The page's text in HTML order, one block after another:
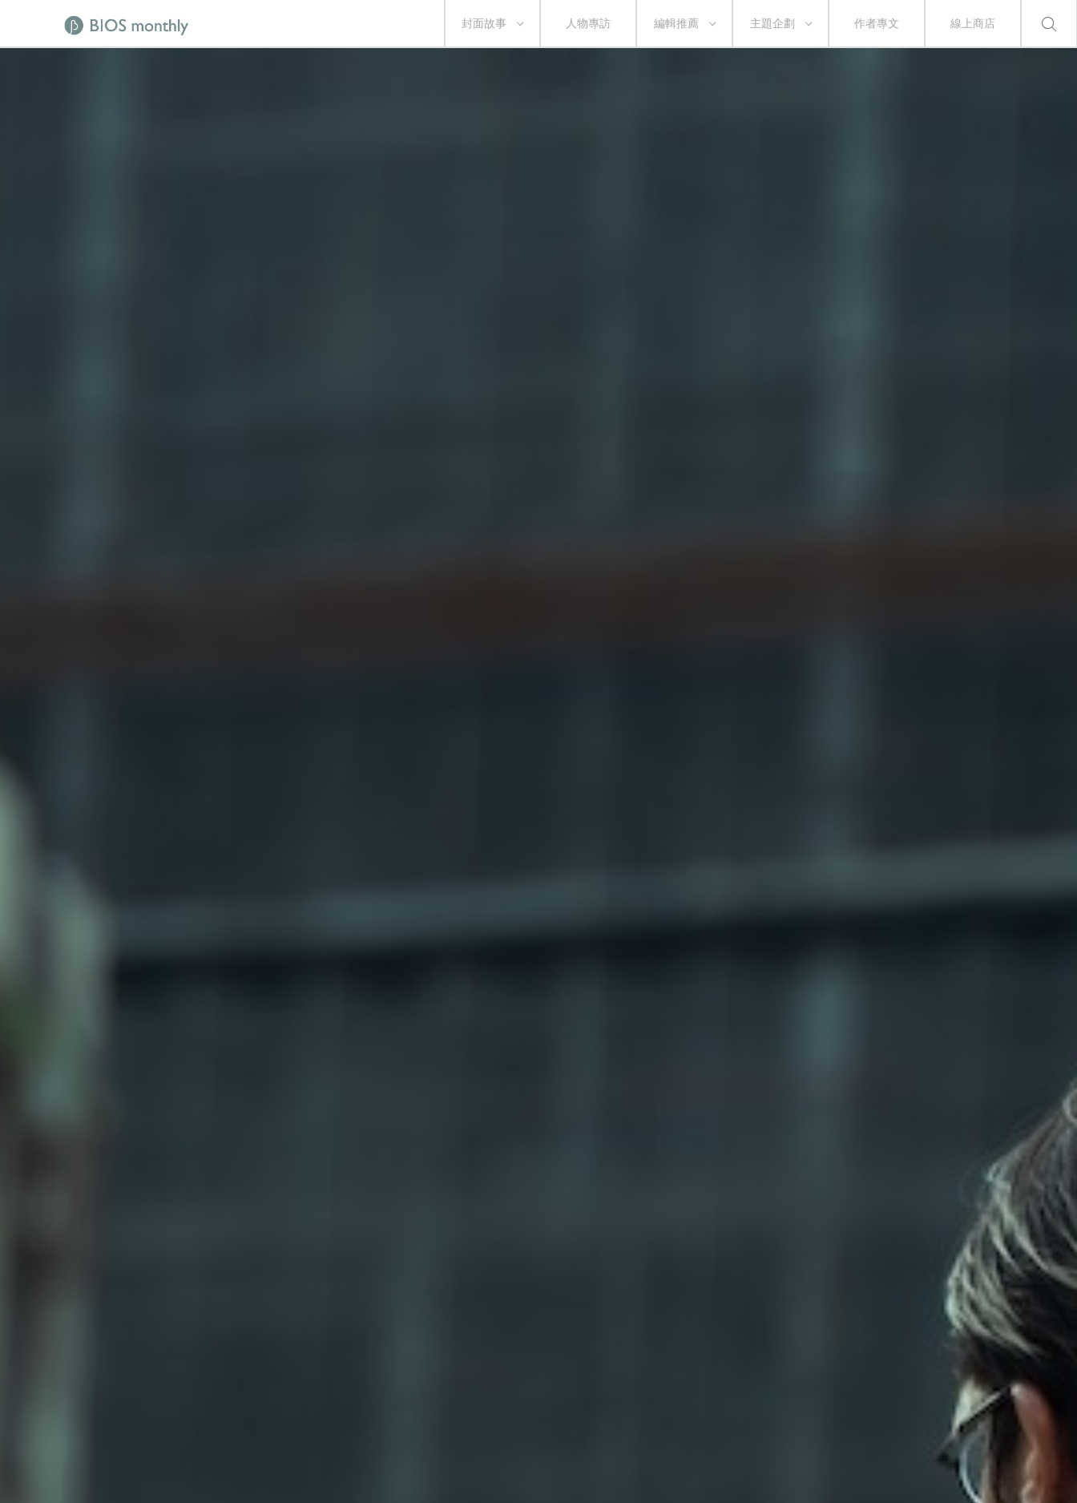
封面故事 人物專訪 編輯推薦 主題企劃 作者專文 線上商店